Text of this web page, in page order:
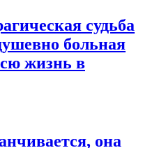
судьба
больная
жизнь в
она